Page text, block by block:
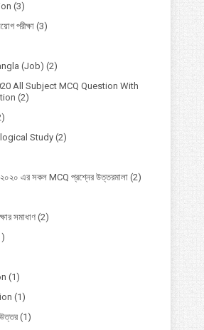
(3)
পরীক্ষা (3)
(Job) (2)
All Subject MCQ Question With
(2)
Study(2)
২০২০ এর সকল MCQ প্রশ্নের উত্তরমালা (2)
সমাধাণ(2)
(1)
(1)
(1)